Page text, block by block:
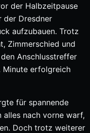
der Halbzeitpause
der Dresdner
aufzubauen. Trotz
Zimmerschied und
Anschlusstreffer
Minute erfolgreich
für spannende
alles nach vorne warf,
Doch trotz weiterer